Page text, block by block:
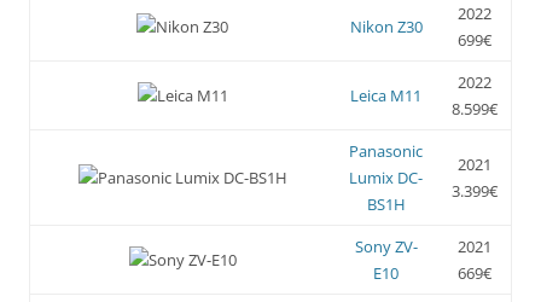
Nikon Z30
2022
699€
Leica M11
2022
8.599€
Panasonic
Lumix DC-
BS1H
2021
3.399€
Sony ZV-
E10
2021
669€